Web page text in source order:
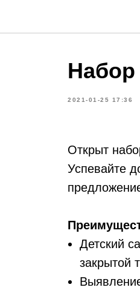
2021-01-25 17:36
Открыт
Успевайте
Детский
закрытой